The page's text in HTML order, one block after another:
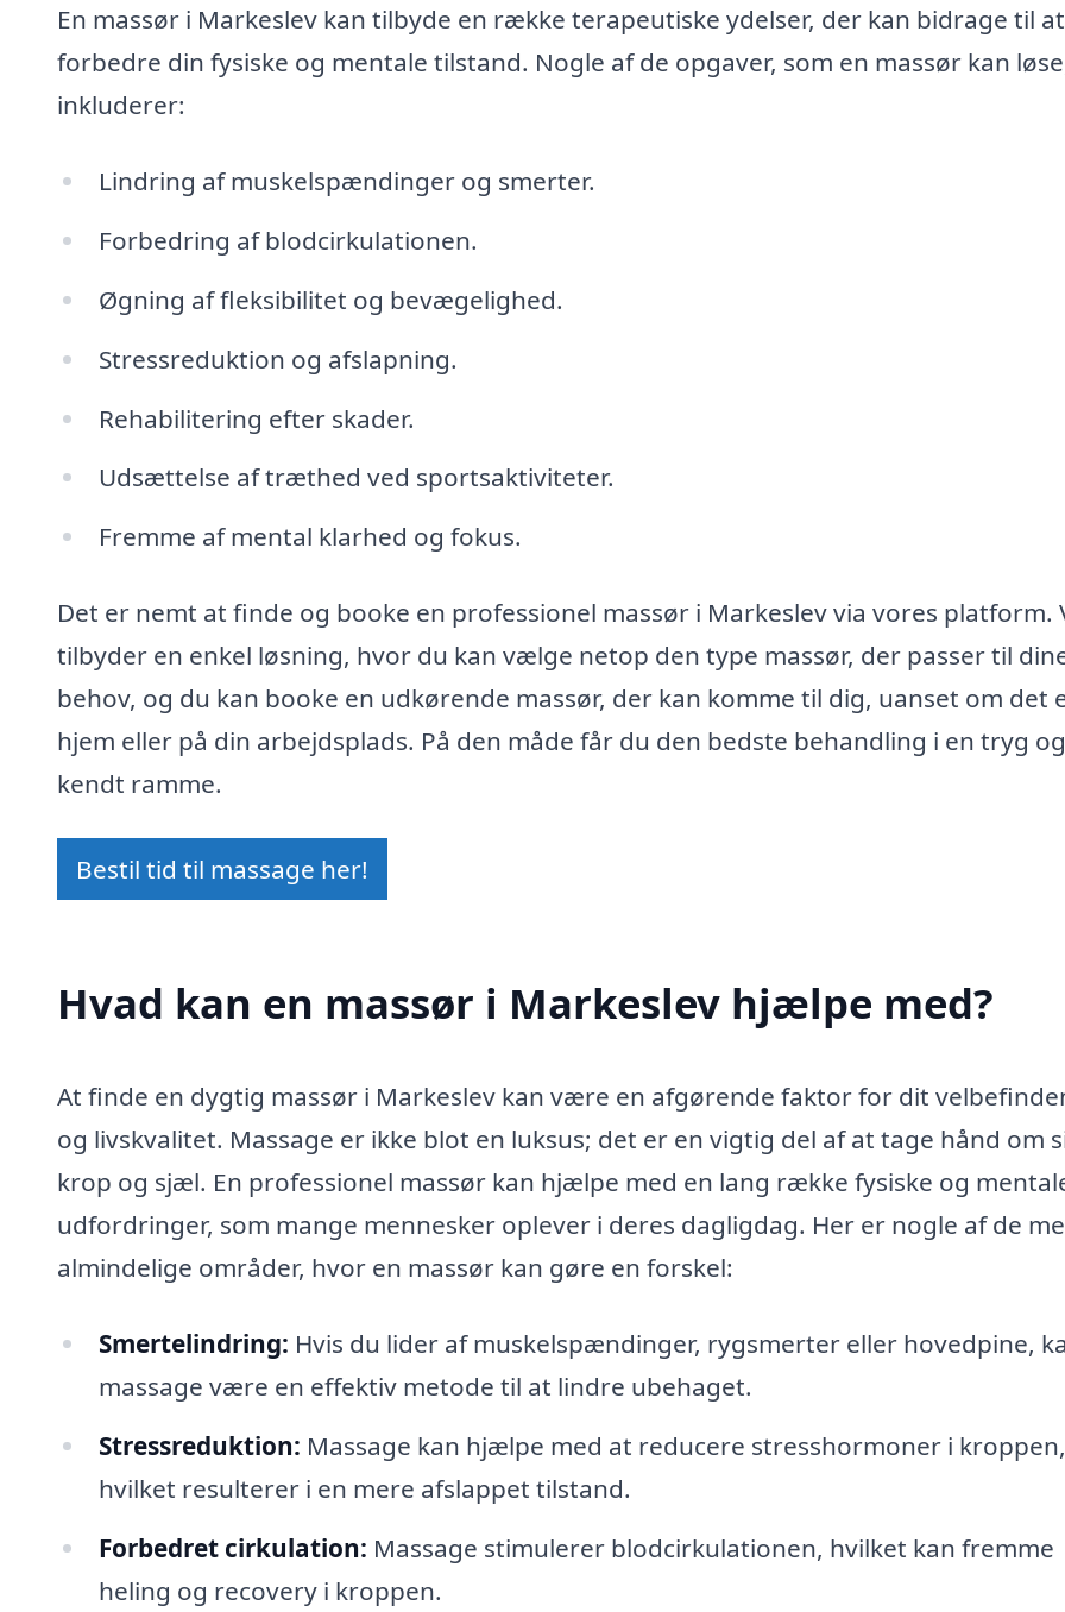
En massør i Markeslev kan tilbyde en række terapeutiske ydelser, der kan bidrage til at
forbedre din fysiske og mentale tilstand. Nogle af de opgaver, som en massør kan
inkluderer:
Lindring af muskelspændinger og smerter.
Forbedring af blodcirkulationen.
Øgning af fleksibilitet og bevægelighed.
Stressreduktion og afslapning.
Rehabilitering efter skader.
Udsættelse af træthed ved sportsaktiviteter.
Fremme af mental klarhed og fokus.
Det er nemt at finde og booke en professionel massør i Markeslev via vores platform.
tilbyder en enkel løsning, hvor du kan vælge netop den type massør, der passer til
behov, og du kan booke en udkørende massør, der kan komme til dig, uanset om det
hjem eller på din arbejdsplads. På den måde får du den bedste behandling i en tryg og
kendt ramme.
Bestil tid til massage her!
Hvad kan en massør i Markeslev hjælpe med?
At finde en dygtig massør i Markeslev kan være en afgørende faktor for dit
og livskvalitet. Massage er ikke blot en luksus; det er en vigtig del af at tage hånd om
krop og sjæl. En professionel massør kan hjælpe med en lang række fysiske og
udfordringer, som mange mennesker oplever i deres dagligdag. Her er nogle af de
almindelige områder, hvor en massør kan gøre en forskel:
Smertelindring: Hvis du lider af muskelspændinger, rygsmerter eller hovedpine,
massage være en effektiv metode til at lindre ubehaget.
Stressreduktion: Massage kan hjælpe med at reducere stresshormoner i kroppen,
hvilket resulterer i en mere afslappet tilstand.
Forbedret cirkulation: Massage stimulerer blodcirkulationen, hvilket kan fremme
heling og recovery i kroppen.